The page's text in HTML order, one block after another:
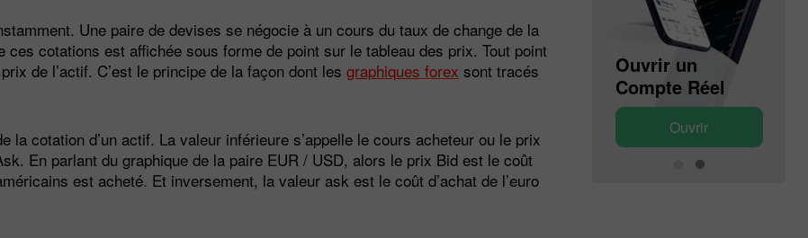
Une paire de devises se négocie à un cours du taux de change de la
cotations est affichée sous forme de point sur le tableau des prix. Tout point
de l’actif. C’est le principe de la façon dont les graphiques forex sont tracés
la cotation d’un actif. La valeur inférieure s’appelle le cours acheteur ou le prix
En parlant du graphique de la paire EUR / USD, alors le prix Bid est le coût
est acheté. Et inversement, la valeur ask est le coût d’achat de l’euro
Ouvrir un
Ouvrir un
Compte Réel
Ouvrir un
Compte Démo
Ouvrir un
Compte Réel
Ouvrir